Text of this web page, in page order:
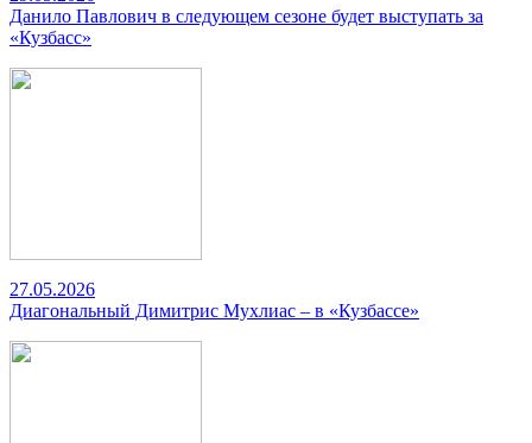
Данило Павлович в следующем сезоне будет выступать за
«Кузбасс»
27.05.2026
Диагональный Димитрис Мухлиас – в «Кузбассе»